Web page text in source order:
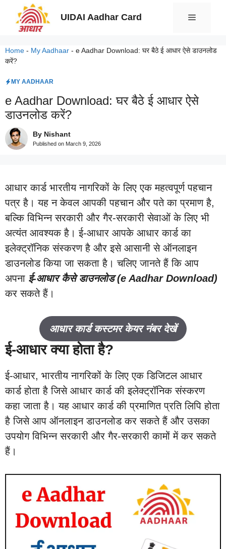
UIDAI Aadhar Card Menu
Home - My Aadhaar - e Aadhar Download: घर बैठे ई आधार ऐसे डाउनलोड
करें?
MY AADHAAR
e Aadhar Download: घर बैठे ई आधार ऐसे
डाउनलोड करें?
By Nishant
Published on March 9, 2026
आधार कार्ड भारतीय नागरिकों के लिए एक महत्वपूर्ण पहचान
पत्र है। यह न केवल आपकी पहचान और पते का प्रमाण है,
बल्कि विभिन्न सरकारी और गैर-सरकारी सेवाओं के लिए भी
अत्यंत आवश्यक है। ई-आधार आपके आधार कार्ड का
इलेक्ट्रॉनिक संस्करण है और इसे आसानी से ऑनलाइन
डाउनलोड किया जा सकता है। चलिए जानते हैं कि आप
अपना ई-आधार कैसे डाउनलोड (e Aadhar Download)
कर सकते हैं।
आधार कार्ड कस्टमर केयर नंबर देखें
ई-आधार क्या होता है?
ई-आधार, भारतीय नागरिकों के लिए एक डिजिटल आधार
कार्ड होता है जिसे आधार कार्ड की इलेक्ट्रॉनिक संस्करण
कहा जाता है। यह आधार कार्ड की प्रमाणित प्रति लिपि होता
है जिसे आप ऑनलाइन डाउनलोड कर सकते हैं और उसका
उपयोग विभिन्न सरकारी और गैर-सरकारी कामों में कर सकते
हैं।